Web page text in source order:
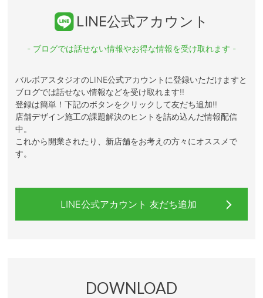
LINE公式アカウント
- ブログでは話せない情報やお得な情報を受け取れます -
バルボアスタジオのLINE公式アカウントに登録いただけますと
ブログでは話せない情報などを受け取れます!!
登録は簡単！下記のボタンをクリックして友だち追加!!
店舗デザイン施工の課題解決のヒントを詰め込んだ情報配信
中。
これから開業されたり、新店舗をお考えの方々にオススメで
す。
LINE公式アカウント 友だち追加
DOWNLOAD